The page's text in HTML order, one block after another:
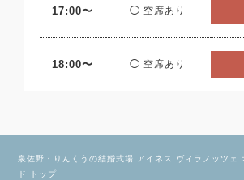
17:00〜 ◯ 空席あり
18:00〜 ◯ 空席あり
泉佐野・りんくうの結婚式場 アイネス ヴィラノッツェ
ド トップ